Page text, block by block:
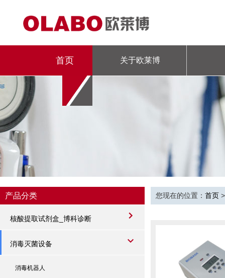
首页 关于欧莱博
产品分类
核酸提取试剂盒_博科诊断
消毒灭菌设备
消毒机器人
您现在的位置： 首页